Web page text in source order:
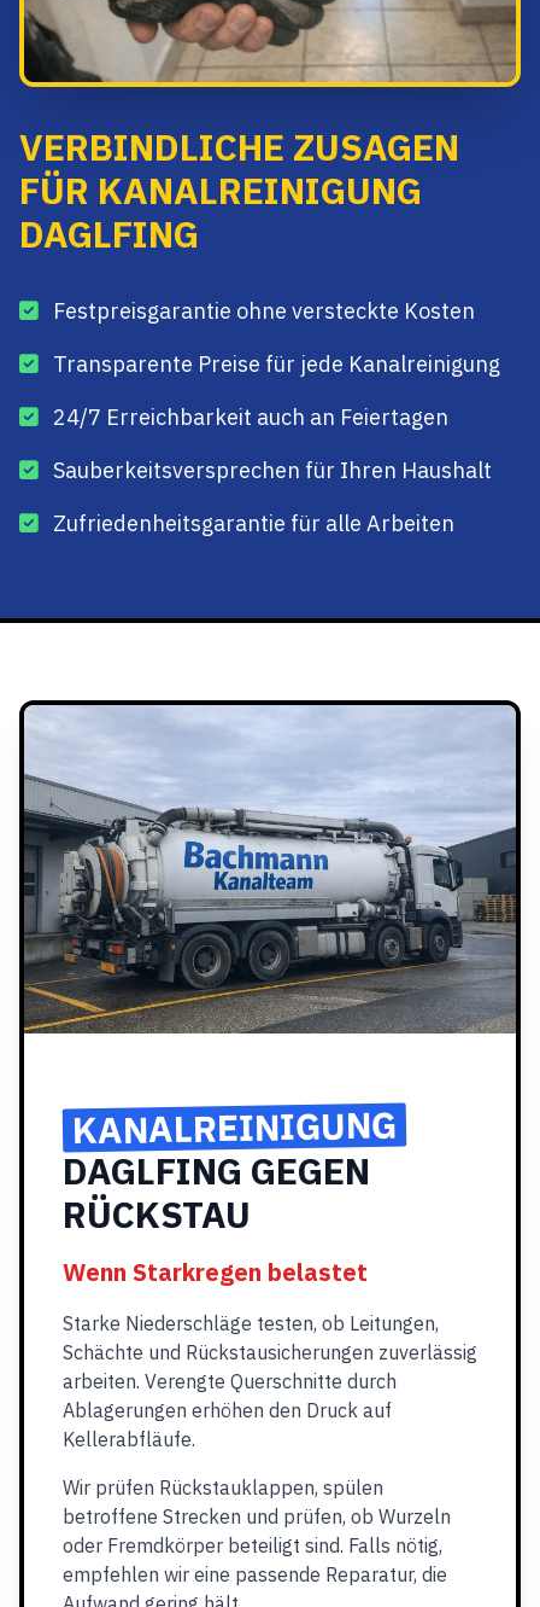
VERBINDLICHE ZUSAGEN
FÜR KANALREINIGUNG
DAGLFING
Festpreisgarantie ohne versteckte Kosten
Transparente Preise für jede Kanalreinigung
24/7 Erreichbarkeit auch an Feiertagen
Sauberkeitsversprechen für Ihren Haushalt
Zufriedenheitsgarantie für alle Arbeiten
KANALREINIGUNG
DAGLFING GEGEN
RÜCKSTAU
Wenn Starkregen belastet
Starke Niederschläge testen, ob Leitungen,
Schächte und Rückstausicherungen zuverlässig
arbeiten. Verengte Querschnitte durch
Ablagerungen erhöhen den Druck auf
Kellerabfläufe.
Wir prüfen Rückstauklappen, spülen
betroffene Strecken und prüfen, ob Wurzeln
oder Fremdkörper beteiligt sind. Falls nötig,
empfehlen wir eine passende Reparatur, die